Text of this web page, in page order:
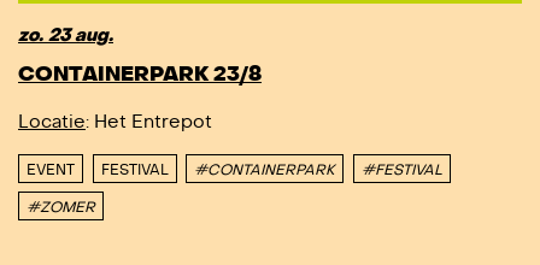
zo. 23 aug.
CONTAINERPARK 23/8
Locatie: Het Entrepot
EVENT FESTIVAL #CONTAINERPARK #FESTIVAL
#ZOMER